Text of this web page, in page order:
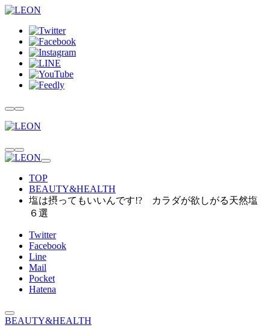
TOP
BEAUTY&HEALTH
塩は摂ってもいいんです!? カラダが欲しがる天然塩
６選
Twitter
Facebook
Line
Mail
Pocket
Hatena
BEAUTY&HEALTH